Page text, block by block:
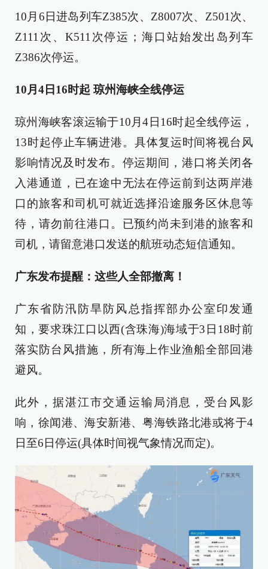
10月6日进岛列车Z385次、Z8007次、Z501次、
Z111次、K511次停运；海口站始发出岛列车
Z386次停运。
10月4日16时起 琼州海峡全线停运
琼州海峡客滚运输于10月4日16时起全线停运，
13时起停止车辆进港。具体复运时间将视台风
影响情况及时发布。停运期间，港口将关闭各
入港通道，已在途中无法在停运前到达两岸港
口的旅客和司机可就近选择沿途服务区休息等
待，请勿前往港口。已预约尚未到港的旅客和
司机，请留意港口发送的航班动态短信通知。
广东发布提醒：这些人全部撤离！
广东省防汛防旱防风总指挥部办公室印发通
知，要求珠江口以西(含珠海)海域于3日18时前
落实防台风措施，所有海上作业渔船全部回港
避风。
此外，据湛江市交通运输局消息，受台风影
响，徐闻港、海安新港、粤海铁路北港或将于4
日至6日停运(具体时间视气象情况而定)。